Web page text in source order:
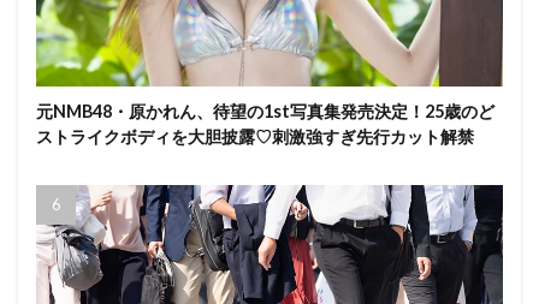
元NMB48・原かれん、待望の1st写真集発売決定！25歳のど
ストライクボディを大胆披露♡刺激強すぎ先行カット解禁